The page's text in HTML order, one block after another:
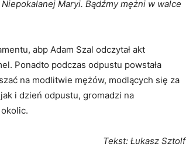
Maryi. Bądźmy mężni w walce
abp Adam Szal odczytał akt
Ponadto podczas odpustu powstała
na modlitwie mężów, modlących się za
i dzień odpustu, gromadzi na
Tekst: Łukasz Sztolf